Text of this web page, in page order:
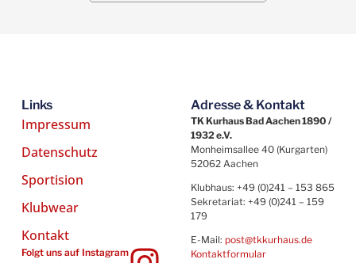
Links
Impressum
Datenschutz
Sportision
Klubwear
Kontakt
Folgt uns auf Instagram
Adresse & Kontakt
TK Kurhaus Bad Aachen 1890 /
1932 e.V.
Monheimsallee 40 (Kurgarten)
52062 Aachen
Klubhaus: +49 (0)241 – 153 865
Sekretariat: +49 (0)241 – 159
179
E-Mail: post@tkkurhaus.de
Kontaktformular